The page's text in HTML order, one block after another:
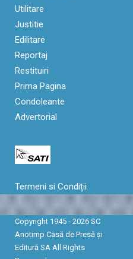
Utilitare
Justitie
Edilitare
Reportaj
Restituiri
Prima Pagina
Condoleante
Advertorial
Termeni si Condiții
Copyright 1945 - 2026 SC
Anotimp Casă de Presă şi
Editură SA All Rights